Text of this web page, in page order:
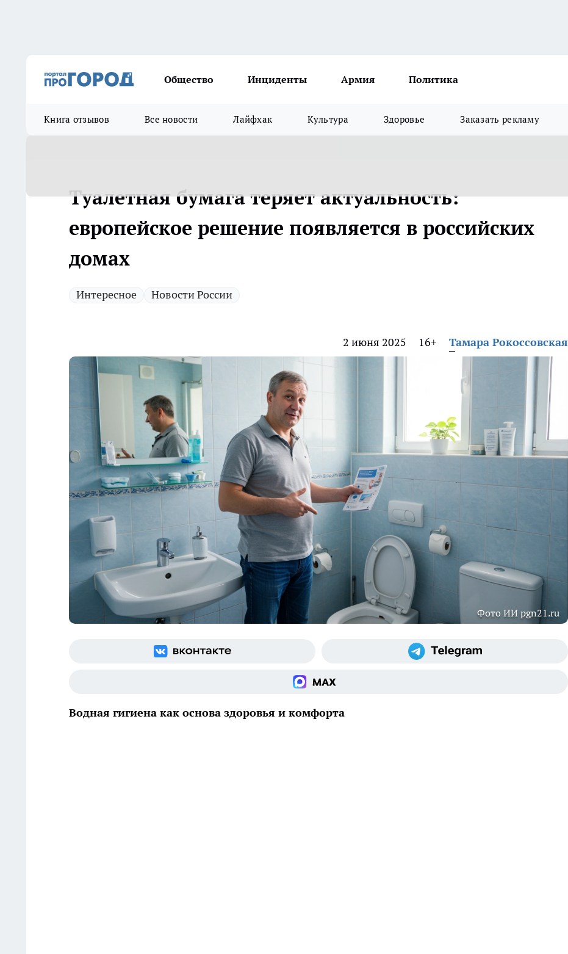
Общество Инциденты Армия Политика
Книга отзывов Все новости Лайфхак Культура Здоровье Заказать рекламу
Туалетная бумага теряет актуальность:
европейское решение появляется в российских
домах
Интересное Новости России
2 июня 2025 16+ Тамара Рокоссовская
Фото ИИ pgn21.ru
Водная гигиена как основа здоровья и комфорта